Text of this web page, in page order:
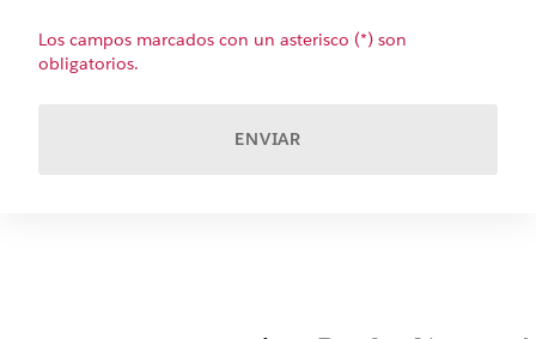
Los campos marcados con un asterisco (*) son
obligatorios.
ENVIAR